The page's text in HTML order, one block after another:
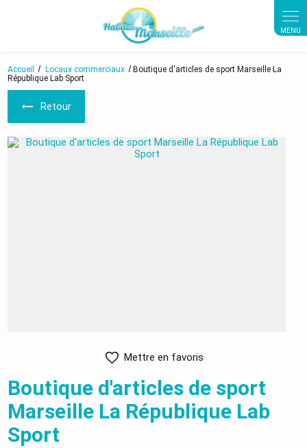
Accueil Locaux commerciaux
Boutique d'articles de sport Marseille La
République Lab Sport
Retour
Mettre en favoris
Boutique d'articles de sport
Marseille La République Lab
Sport
Panneau de gestion des cookies